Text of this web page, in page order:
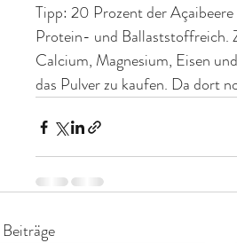
Tipp: 20 Prozent der
Protein- und Ballaststoffreich.
Calcium, Magnesium, Eisen
das Pulver zu kaufen. Da dort